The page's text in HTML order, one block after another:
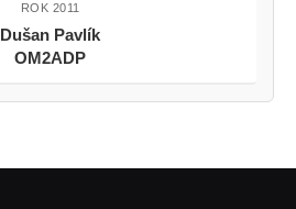
ROK 2011
Dušan Pavlík
OM2ADP